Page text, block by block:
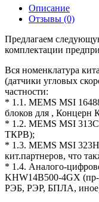
Описание
Отзывы (0)
Предлагаем
комплектации
Вся номенклатура
(датчики угловых
частности:
* 1.1. МEMS МSI
блоков для , Концерн
* 1.2. МЕМS MSI
ТКРВ);
* 1.3. МЕМS MSI
кит.партнеров, что
* 1.4. Аналого-
KHW14B500-4GX
РЭБ, РЭР, БПЛА,